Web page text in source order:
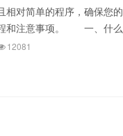
对简单的程序，确保您
和注意事项。 一、什么
12081